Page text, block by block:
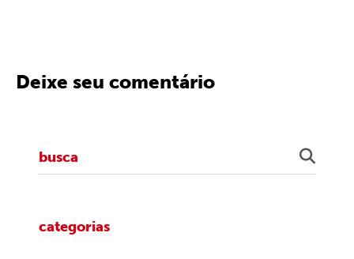
Deixe seu comentário
categorias